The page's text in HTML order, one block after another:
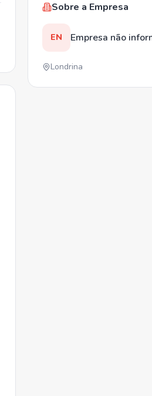
Sobre a Empresa
EN Empresa não
Londrina